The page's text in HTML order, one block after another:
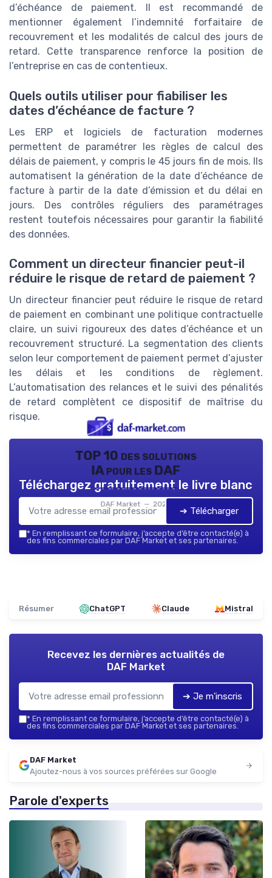
d’échéance de paiement. Il est recommandé de
mentionner également l’indemnité forfaitaire de
recouvrement et les modalités de calcul des jours de
retard. Cette transparence renforce la position de
l’entreprise en cas de contentieux.
Quels outils utiliser pour fiabiliser les
dates d’échéance de facture ?
Les ERP et logiciels de facturation modernes
permettent de paramétrer les règles de calcul des
délais de paiement, y compris le 45 jours fin de mois. Ils
automatisent la génération de la date d’échéance de
facture à partir de la date d’émission et du délai en
jours. Des contrôles réguliers des paramétrages
restent toutefois nécessaires pour garantir la fiabilité
des données.
Comment un directeur financier peut-il
réduire le risque de retard de paiement ?
Un directeur financier peut réduire le risque de retard
de paiement en combinant une politique contractuelle
claire, un suivi rigoureux des dates d’échéance et un
recouvrement structuré. La segmentation des clients
selon leur comportement de paiement permet d’ajuster
les délais et les conditions de règlement.
L’automatisation des relances et le suivi des pénalités
de retard complètent ce dispositif de maîtrise du
risque.
TOP 10 des solutions
IA pour les DAF
DAF Market — 2026
Téléchargez gratuitement le livre blanc
➔ Télécharger
* En remplissant ce formulaire, j’accepte d’être contacté(e) à
des fins commerciales par DAF Market et ses partenaires.
Résumer ChatGPT Claude Mistral
Recevez les dernières actualités de
DAF Market
➔ Je m'inscris
* En remplissant ce formulaire, j’accepte d’être contacté(e) à
des fins commerciales par DAF Market et ses partenaires.
DAF Market
Ajoutez-nous à vos sources préférées sur Google
Parole d'experts